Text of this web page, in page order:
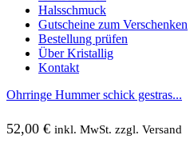
Halsschmuck
Gutscheine zum Verschenken
Bestellung prüfen
Über Kristallig
Kontakt
Ohrringe Hummer schick gestras...
52,00 € inkl. MwSt. zzgl. Versand